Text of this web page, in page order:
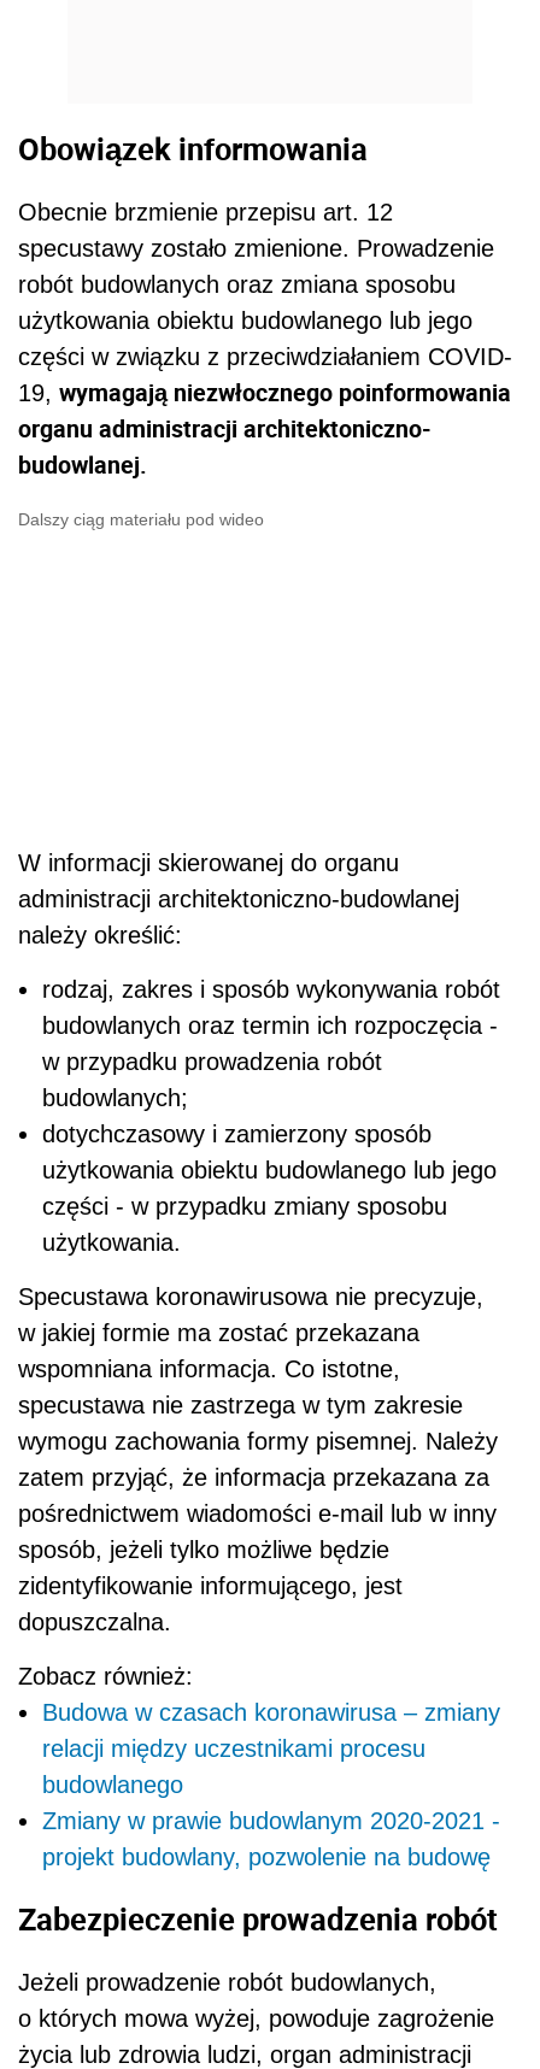
Obowiązek informowania
Obecnie brzmienie przepisu art. 12
specustawy zostało zmienione. Prowadzenie
robót budowlanych oraz zmiana sposobu
użytkowania obiektu budowlanego lub jego
części w związku z przeciwdziałaniem COVID-
19, wymagają niezwłocznego poinformowania
organu administracji architektoniczno-
budowlanej.
Dalszy ciąg materiału pod wideo
W informacji skierowanej do organu
administracji architektoniczno-budowlanej
należy określić:
rodzaj, zakres i sposób wykonywania robót
budowlanych oraz termin ich rozpoczęcia -
w przypadku prowadzenia robót
budowlanych;
dotychczasowy i zamierzony sposób
użytkowania obiektu budowlanego lub jego
części - w przypadku zmiany sposobu
użytkowania.
Specustawa koronawirusowa nie precyzuje,
w jakiej formie ma zostać przekazana
wspomniana informacja. Co istotne,
specustawa nie zastrzega w tym zakresie
wymogu zachowania formy pisemnej. Należy
zatem przyjąć, że informacja przekazana za
pośrednictwem wiadomości e-mail lub w inny
sposób, jeżeli tylko możliwe będzie
zidentyfikowanie informującego, jest
dopuszczalna.
Zobacz również:
Budowa w czasach koronawirusa – zmiany
relacji między uczestnikami procesu
budowlanego
Zmiany w prawie budowlanym 2020-2021 -
projekt budowlany, pozwolenie na budowę
Zabezpieczenie prowadzenia robót
Jeżeli prowadzenie robót budowlanych,
o których mowa wyżej, powoduje zagrożenie
życia lub zdrowia ludzi, organ administracji